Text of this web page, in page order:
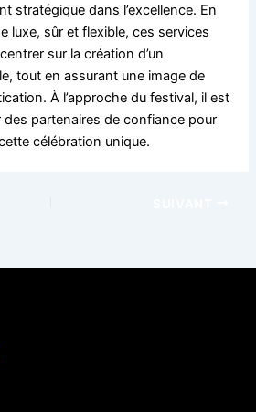
stratégique dans l’excellence. En
luxe, sûr et flexible, ces services
sur la création d’un
tout en assurant une image de
À l’approche du festival, il est
des partenaires de confiance pour
célébration unique.